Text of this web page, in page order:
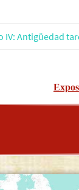
IV: Antigüedad